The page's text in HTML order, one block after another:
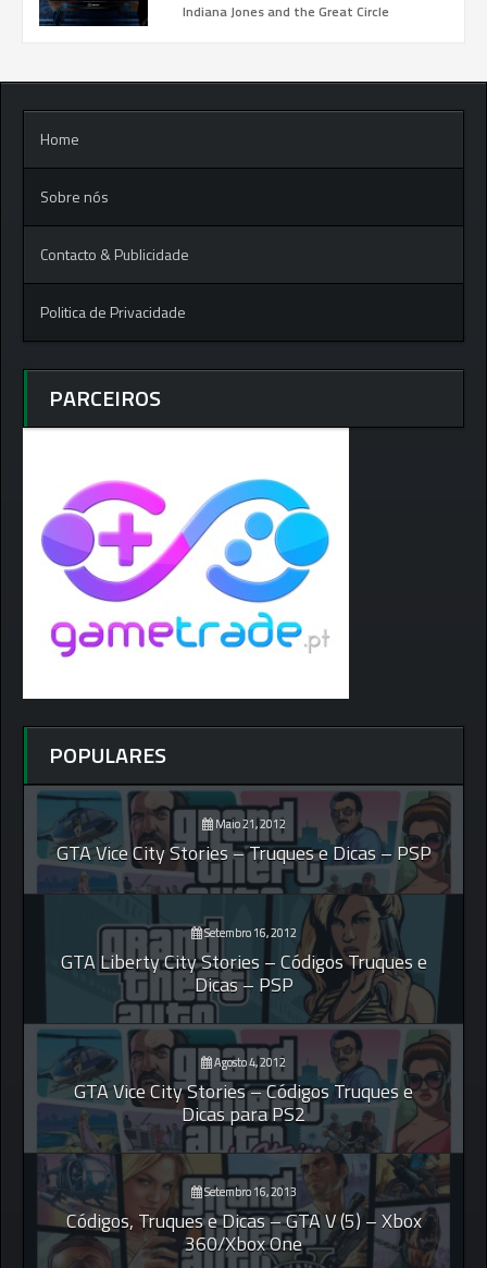
Indiana Jones and the Great Circle
Home
Sobre nós
Contacto & Publicidade
Politica de Privacidade
PARCEIROS
POPULARES
Maio 21, 2012
GTA Vice City Stories – Truques e Dicas – PSP
Setembro 16, 2012
GTA Liberty City Stories – Códigos Truques e
Dicas – PSP
Agosto 4, 2012
GTA Vice City Stories – Códigos Truques e
Dicas para PS2
Setembro 16, 2013
Códigos, Truques e Dicas – GTA V (5) – Xbox
360/Xbox One